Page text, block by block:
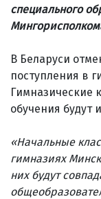
специального
В Беларуси
поступления в
Гимназические
обучения будут
«Начальные
гимназиях
них будут